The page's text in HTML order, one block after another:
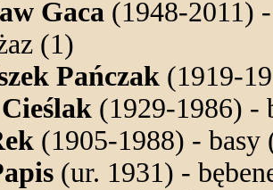
Gaca (1948-2011)
(1)
Pańczak (1919-
(1929-1986) -
(1905-1988) - basy
(ur. 1931) -